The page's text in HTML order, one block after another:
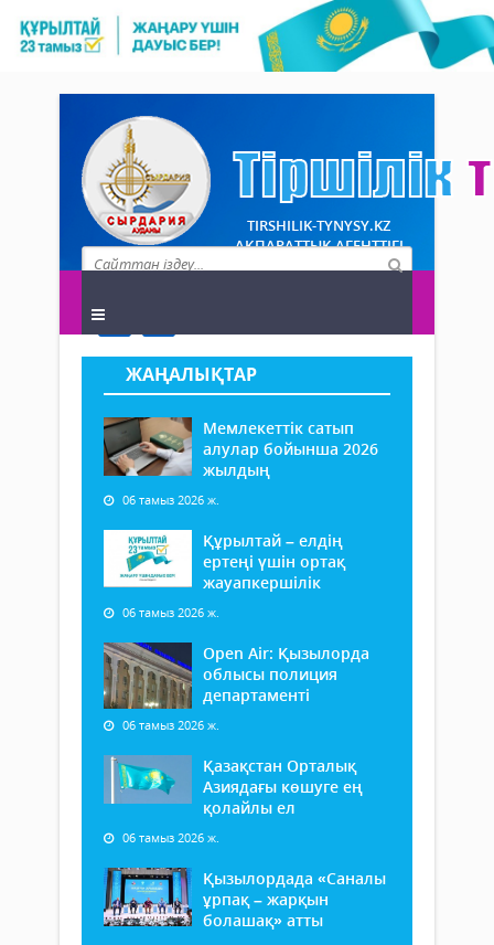
TIRSHILIK-TYNYSY.KZ
АҚПАРАТТЫҚ АГЕНТТІГІ
ЖАҢАЛЫҚТАР
Мемлекеттік сатып
алулар бойынша 2026
жылдың
06 тамыз 2026 ж.
Құрылтай – елдің
ертеңі үшін ортақ
жауапкершілік
06 тамыз 2026 ж.
Open Air: Қызылорда
облысы полиция
департаменті
06 тамыз 2026 ж.
Қазақстан Орталық
Азиядағы көшуге ең
қолайлы ел
06 тамыз 2026 ж.
Қызылордада «Саналы
ұрпақ – жарқын
болашақ» атты